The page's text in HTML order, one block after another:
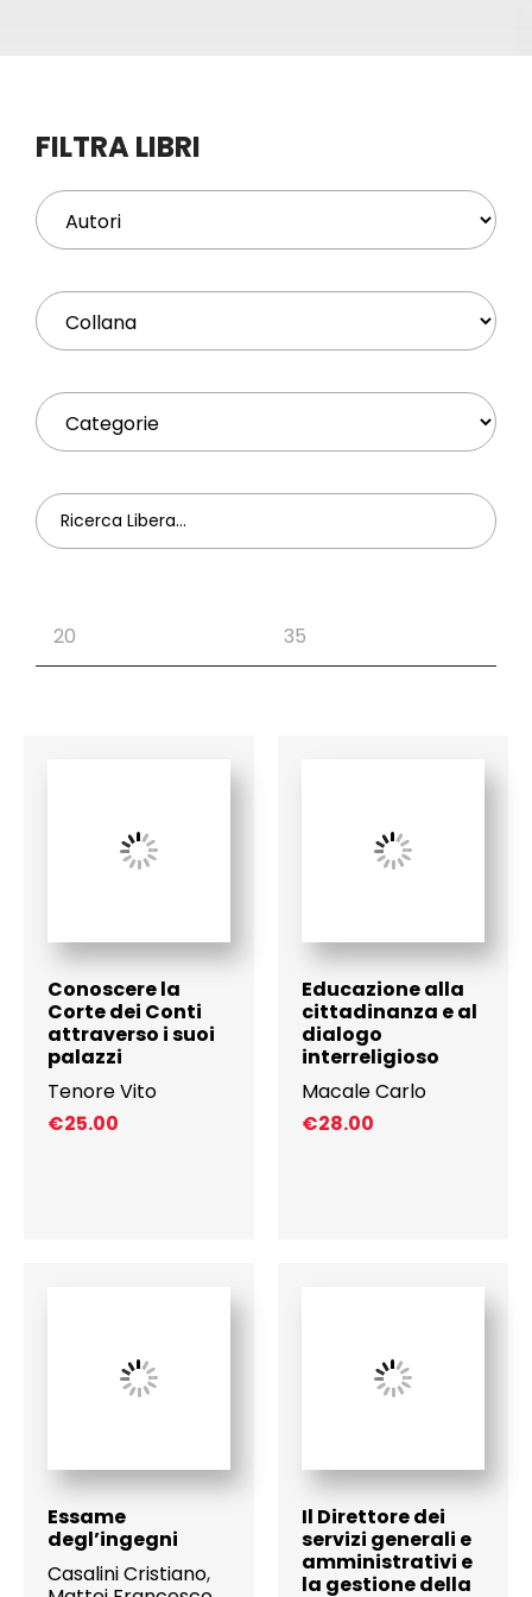
Profilo
FILTRA LIBRI
Conoscere la
Corte dei Conti
attraverso i suoi
palazzi
Tenore Vito
€25.00
Educazione alla
cittadinanza e al
dialogo
interreligioso
Macale Carlo
€28.00
Essame
degl’ingegni
Casalini Cristiano,
Il Direttore dei
servizi generali e
amministrativi e
la gestione della